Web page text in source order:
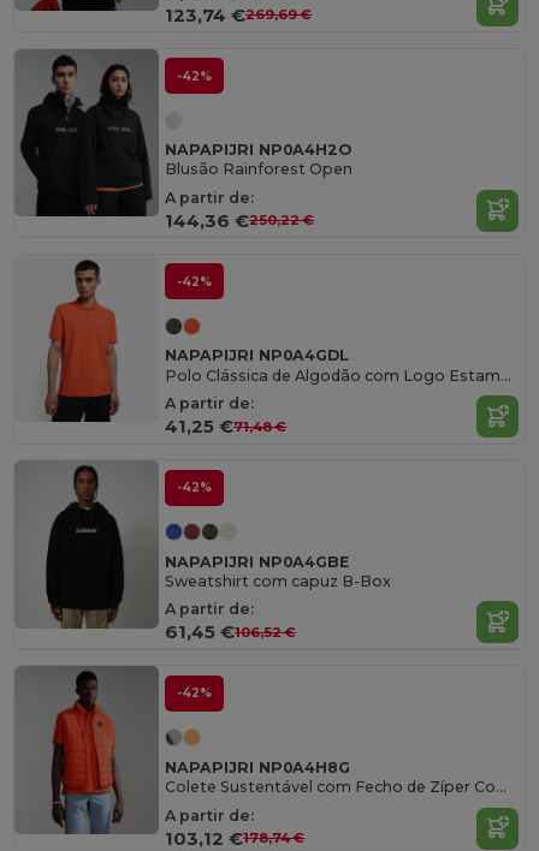
123,74 €269,69 €
-42%
NAPAPIJRI NP0A4H2O
Blusão Rainforest Open
A partir de:
144,36 €250,22 €
-42%
NAPAPIJRI NP0A4GDL
Polo Clássica de Algodão com Logo Estampado
A partir de:
41,25 €71,48 €
-42%
NAPAPIJRI NP0A4GBE
Sweatshirt com capuz B-Box
A partir de:
61,45 €106,52 €
-42%
NAPAPIJRI NP0A4H8G
Colete Sustentável com Fecho de Zíper Completo
A partir de:
103,12 €178,74 €